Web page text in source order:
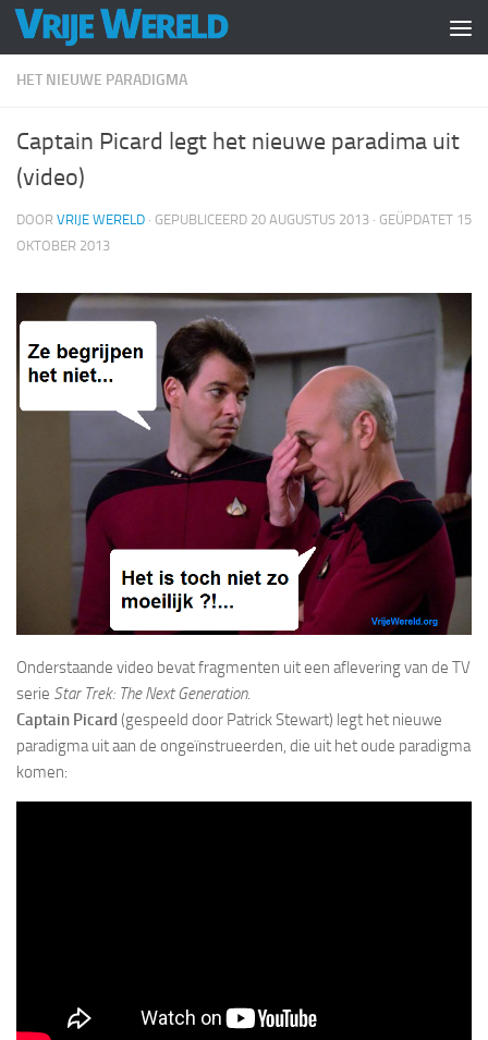
Doorgaan naar inhoud
HET NIEUWE PARADIGMA
Captain Picard legt het nieuwe paradima uit
(video)
DOOR VRIJE WERELD · GEPUBLICEERD 20 AUGUSTUS 2013 · GEÜPDATET 15
OKTOBER 2013
Onderstaande video bevat fragmenten uit een aflevering van de TV
serie Star Trek: The Next Generation.
Captain Picard (gespeeld door Patrick Stewart) legt het nieuwe
paradigma uit aan de ongeïnstrueerden, die uit het oude paradigma
komen: